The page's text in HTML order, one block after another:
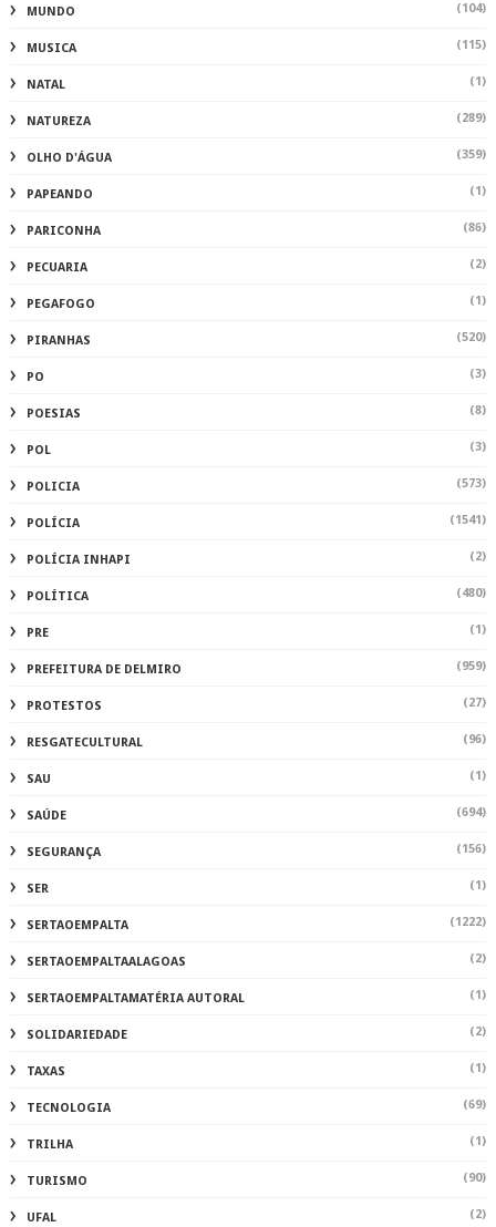
MUNDO (104)
MUSICA (115)
NATAL (1)
NATUREZA (289)
OLHO D'ÁGUA (359)
PAPEANDO (1)
PARICONHA (86)
PECUARIA (2)
PEGAFOGO (1)
PIRANHAS (520)
PO (3)
POESIAS (8)
POL (3)
POLICIA (573)
POLÍCIA (1541)
POLÍCIA INHAPI (2)
POLÍTICA (480)
PRE (1)
PREFEITURA DE DELMIRO (959)
PROTESTOS (27)
RESGATECULTURAL (96)
SAU (1)
SAÚDE (694)
SEGURANÇA (156)
SER (1)
SERTAOEMPALTA (1222)
SERTAOEMPALTAALAGOAS (2)
SERTAOEMPALTAMATÉRIA AUTORAL (1)
SOLIDARIEDADE (2)
TAXAS (1)
TECNOLOGIA (69)
TRILHA (1)
TURISMO (90)
UFAL (2)